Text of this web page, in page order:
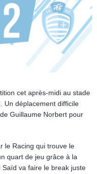
cet après-midi au stade
Un déplacement difficile
Guillaume Norbert pour
le Racing qui trouve le
quart de jeu grâce à la
va faire le break juste